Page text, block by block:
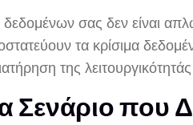
σας δεν είναι
τα κρίσιμα
της
που